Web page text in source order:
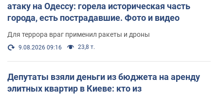
атаку на Одессу: горела историческая часть
города, есть пострадавшие. Фото и видео
Для террора враг применил ракеты и дроны
9.08.2026 09:16 23,8 т.
Депутаты взяли деньги из бюджета на аренду
элитных квартир в Киеве: кто из